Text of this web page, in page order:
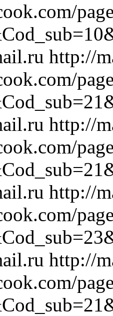
http://
http://
http://
http://